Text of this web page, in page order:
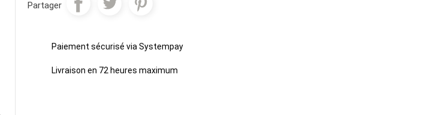
Partager
Paiement sécurisé via Systempay
Livraison en 72 heures maximum